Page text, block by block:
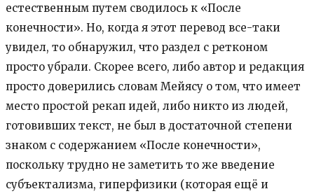
естественным путем сводилось к «После
конечности». Но, когда я этот перевод все-таки
увидел, то обнаружил, что раздел с ретконом
просто убрали. Скорее всего, либо автор и редакция
просто доверились словам Мейясу о том, что имеет
место простой рекап идей, либо никто из людей,
готовивших текст, не был в достаточной степени
знаком с содержанием «После конечности»,
поскольку трудно не заметить то же введение
субъектализма, гиперфизики (которая ещё и